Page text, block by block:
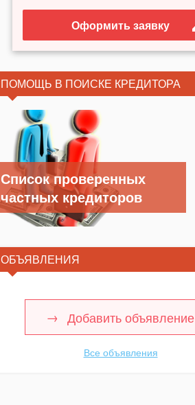
Оформить заявку
ПОМОЩЬ В ПОИСКЕ КРЕДИТОРА
Список проверенных
частных кредиторов
ОБЪЯВЛЕНИЯ
Добавить объявление
Все объявления